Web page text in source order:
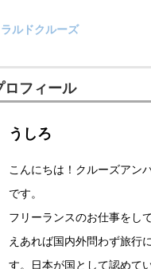
ルドクルーズ
ロフィール
うしろ
こんにちは！クルーズアン
です。
フリーランスのお仕事をし
えあれば国内外問わず旅行
す。日本が国として認めて